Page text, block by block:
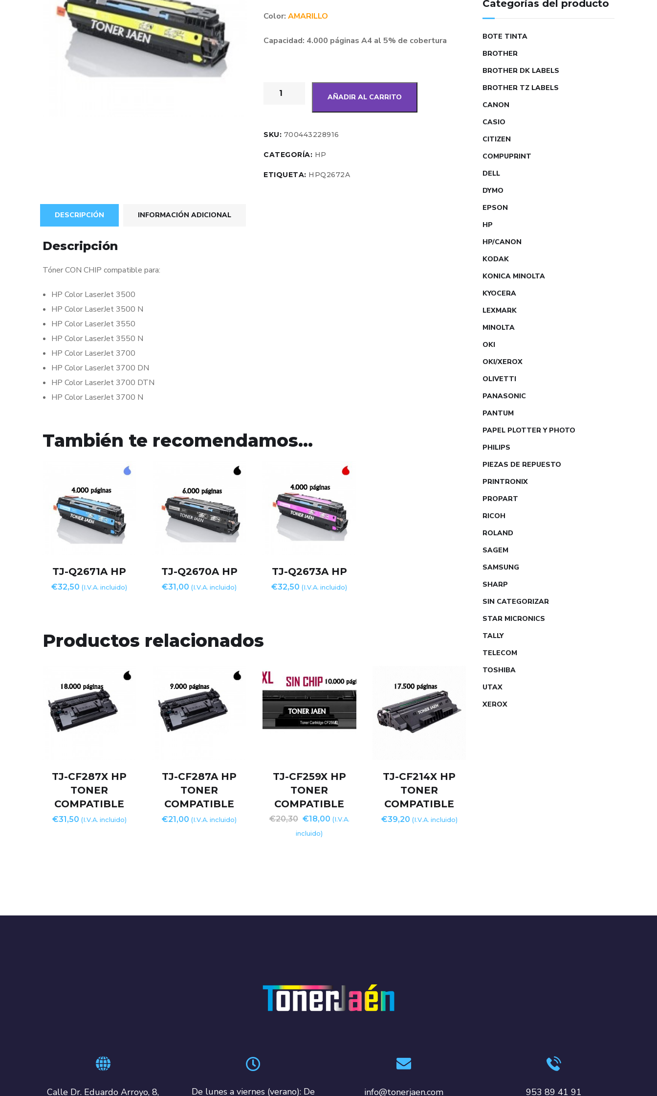
Color:AMARILLO
Capacidad: 4.000 páginas A4 al 5% de cobertura
AÑADIR AL CARRITO
SKU: 700443228916
CATEGORÍA: HP
ETIQUETA: HPQ2672A
DESCRIPCIÓN INFORMACIÓN ADICIONAL
Descripción
Tóner CON CHIP compatible para:
HP Color LaserJet 3500
HP Color LaserJet 3500 N
HP Color LaserJet 3550
HP Color LaserJet 3550 N
HP Color LaserJet 3700
HP Color LaserJet 3700 DN
HP Color LaserJet 3700 DTN
HP Color LaserJet 3700 N
También te recomendamos…
TJ-Q2671A HP
€32,50 (I.V.A. incluido)
TJ-Q2670A HP
€31,00 (I.V.A. incluido)
TJ-Q2673A HP
€32,50 (I.V.A. incluido)
Productos relacionados
TJ-CF287X HP
TONER
COMPATIBLE
€31,50 (I.V.A. incluido)
TJ-CF287A HP
TONER
COMPATIBLE
€21,00 (I.V.A. incluido)
TJ-CF259X HP
TONER
COMPATIBLE
€20,30 €18,00 (I.V.A.
incluido)
TJ-CF214X HP
TONER
COMPATIBLE
€39,20 (I.V.A. incluido)
Categorías del producto
BOTE TINTA
BROTHER
BROTHER DK LABELS
BROTHER TZ LABELS
CANON
CASIO
CITIZEN
COMPUPRINT
DELL
DYMO
EPSON
HP
HP/CANON
KODAK
KONICA MINOLTA
KYOCERA
LEXMARK
MINOLTA
OKI
OKI/XEROX
OLIVETTI
PANASONIC
PANTUM
PAPEL PLOTTER Y PHOTO
PHILIPS
PIEZAS DE REPUESTO
PRINTRONIX
PROPART
RICOH
ROLAND
SAGEM
SAMSUNG
SHARP
SIN CATEGORIZAR
STAR MICRONICS
TALLY
TELECOM
TOSHIBA
UTAX
XEROX
Calle Dr. Eduardo Arroyo, 8, De lunes a viernes (verano): De info@tonerjaen.com 953 89 41 91